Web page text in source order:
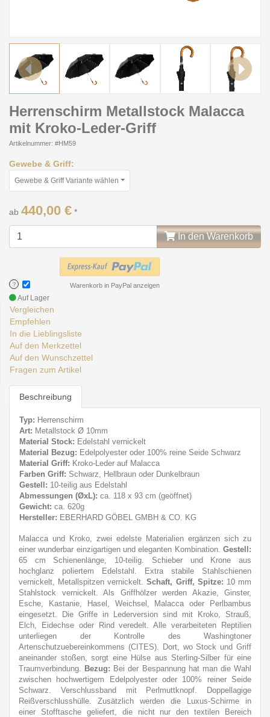
Previous Next
Herrenschirm Metallstock Malacca
mit Kroko-Leder-Griff
Artikelnummer: #HM59
Gewebe & Griff:
Gewebe & Griff Variante wählen
ab 440,00 € *
In den Warenkorb
? Warenkorb in PayPal anzeigen
Auf Lager
Vergleichen
Empfehlen
In die Lieblingsliste
Auf den Merkzettel
Auf den Wunschzettel
Fragen zum Artikel
Beschreibung
Typ: Herrenschirm
Art: Metallstock Ø 10mm
Material Stock: Edelstahl vernickelt
Material Bezug: Edelpolyester oder 100% reine Seide Schwarz
Material Griff: Kroko-Leder auf Malacca
Farben Griff: Schwarz, Hellbraun oder Dunkelbraun
Gestell: 10-teilig aus Edelstahl
Abmessungen (ØxL): ca. 118 x 93 cm (geöffnet)
Gewicht: ca. 620g
Hersteller: EBERHARD GÖBEL GMBH & CO. KG
Malacca und Kroko, zwei edelste Materialien ergänzen sich zu
einer wunderbar einzigartigen und eleganten Kombination. Gestell:
65 cm Schienenlänge, 10-teilig. Schieber und Krone aus
hochglanz poliertem Edelstahl. Extra stabile Stahlschienen
vernickelt, Metallspitzen vernickelt.Schaft, Griff, Spitze: 10 mm
Stahlstock vernickelt. Als Griffhölzer werden Akazie, Ginster,
Esche, Kastanie, Hasel, Weichsel, Malacca oder Perlbambus
eingesetzt. Die Griffe in Lederversion sind mit Kroko, Strauß,
Elch, Eidechse oder Rind veredelt. Alle verarbeiteten Reptilien
unterliegen der Kontrolle des Washingtoner
Artenschutzuebereinkommens (CITES). Dort, wo Stock und Griff
aneinander stoßen, sorgt eine Hülse aus Sterling-Silber für eine
Traumverbindung. Bezug: Bei der Bespannung hat man die Wahl
zwischen hochwertigem Edelpolyester oder 100% reiner Seide
Schwarz. Verschlussband mit Perlmuttknopf. Doppellagige
Reißverschlusshülle. Zusätzlich werden die Luxus-Schirme in
einer Stofftasche geliefert, die nicht nur den textilen Bereich